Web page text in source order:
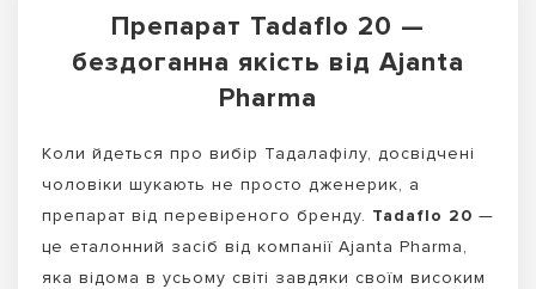
Препарат Tadaflo 20 —
бездоганна якість від Ajanta
Pharma
Коли йдеться про вибір Тадалафілу, досвідчені
чоловіки шукають не просто дженерик, а
препарат від перевіреного бренду. Tadaflo 20 —
це еталонний засіб від компанії Ajanta Pharma,
яка відома в усьому світі завдяки своїм високим